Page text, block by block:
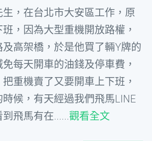
，在台北市大安區工作，原
，因為大型重機開放路權，
高架橋，於是他買了輛Y牌的
每天開車的油錢及停車費，
重機賣了又要開車上下班，
候，有天經過我們飛馬LINE
飛馬有在......觀看全文